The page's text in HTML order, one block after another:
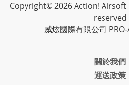
Copyright© 2026 Action! Airsoft
reserved
威炫國際有限公司 PRO-
關於我們
運送政策